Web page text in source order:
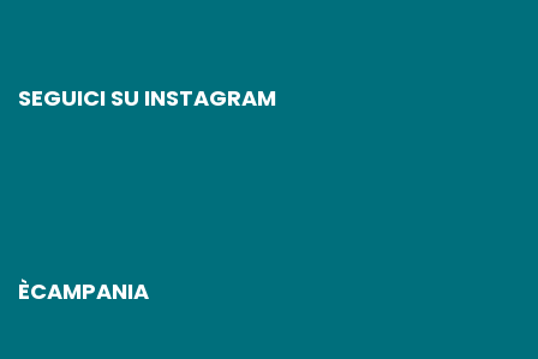
SEGUICI SU INSTAGRAM
ÈCAMPANIA